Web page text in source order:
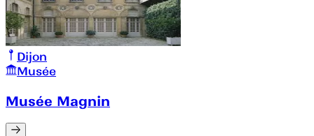
Dijon
Musée
Musée Magnin